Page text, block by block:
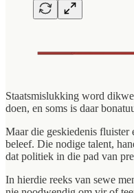
Staatsmislukking word
doen, en soms is daar
Maar die geskiedenis fluister
beleef. Die nodige talent,
dat politiek in die pad van
In hierdie reeks van sewe